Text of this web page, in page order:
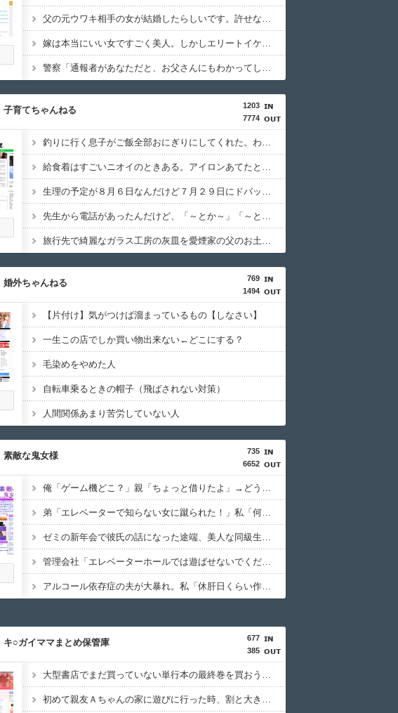
父の元ウワキ相手の女が結婚したらしいです。許せないから「嫁さんはフリンの過去がある」って旦那さんの親に暴露したら私ってバレますか？ → 暴露しちゃった結果wwwwww..
嫁は本当にいい女ですごく美人。しかしエリートイケメンとの度重なるウワキ。そしてその度に…….. → 嫁「離婚はいや！私にはアナタしかいないとわかった！！」俺「そんなに好きならそいつと結婚しろよ！じゃあな！」
警察「通報者があなただと、お父さんにもわかってしまいますが…」私「かまいません。いまの父の姿は見ていられませんから…」 私は涙ながらに伝えた。警察「わかりました。内偵を開始します」 → そして父は……..
1203
7774
子育てちゃんねる
釣りに行く息子がご飯全部おにぎりにしてくれた。わずかにビオレ薬用ハンドソープの匂いがする
給食着はすごいニオイのときある。アイロンあてたときにむせ込むほどにクッッッサ！ってなる
生理の予定が８月６日なんだけど７月２９日にドバッと鮮血でたから生理かな？って思ったのよね
先生から電話があったんだけど、「～とか～」「～とか考えて～」と何度も言ってたのが耳に残ってしまった
旅行先で綺麗なガラス工房の灰皿を愛煙家の父のお土産にしたんだけどダイソーでそっくりな商品を見つけた
769
1494
婚外ちゃんねる
【片付け】気がつけば溜まっているもの【しなさい】
一生この店でしか買い物出来ない←どこにする？
毛染めをやめた人
自転車乗るときの帽子（飛ばされない対策）
人間関係あまり苦労していない人
735
6652
素敵な鬼女様
俺「ゲーム機どこ？」親「ちょっと借りたよ」→どうぶつの森を開いた瞬間、村が大変なことになっていて…
弟「エレベーターで知らない女に蹴られた！」私「何したの？」→事情を聞いた家族全員が「それは自業自得」と呆れてしまい…
ゼミの新年会で彼氏の話になった途端、美人な同級生から信じられない言葉を浴びせられて…
管理会社「エレベーターホールでは遊ばせないでください」私「うちの子じゃないんですけど…」→まさかの展開になり…
アルコール依存症の夫が大暴れ。私「休肝日くらい作ってよ」夫「必要ない！」→大暴れする夫を見たウトメに真実を話した結果…
677
385
キ○ガイママまとめ保管庫
大型書店でまだ買っていない単行本の最終巻を買おうとしたら最新刊が売り場になかった。
初めて親友Ａちゃんの家に遊びに行った時、割と大き目な飾り棚にみっちり人形が飾られてた。